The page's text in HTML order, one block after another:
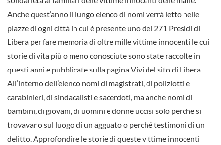
Anche quest’anno il lungo elenco di nomi verrà letto nelle
piazze di ogni città in cui è presente uno dei 271 Presidi di
Libera per fare memoria di oltre mille vittime innocenti le cui
storie di vita più o meno conosciute sono state raccolte in
questi anni e pubblicate sulla pagina Vivi del sito di Libera.
All’interno dell’elenco nomi di magistrati, di poliziotti e
carabinieri, di sindacalisti e sacerdoti, ma anche nomi di
bambini, di giovani, di uomini e donne uccisi solo perché si
trovavano sul luogo di un agguato o perché testimoni di un
delitto. Approfondire le storie di queste vittime innocenti